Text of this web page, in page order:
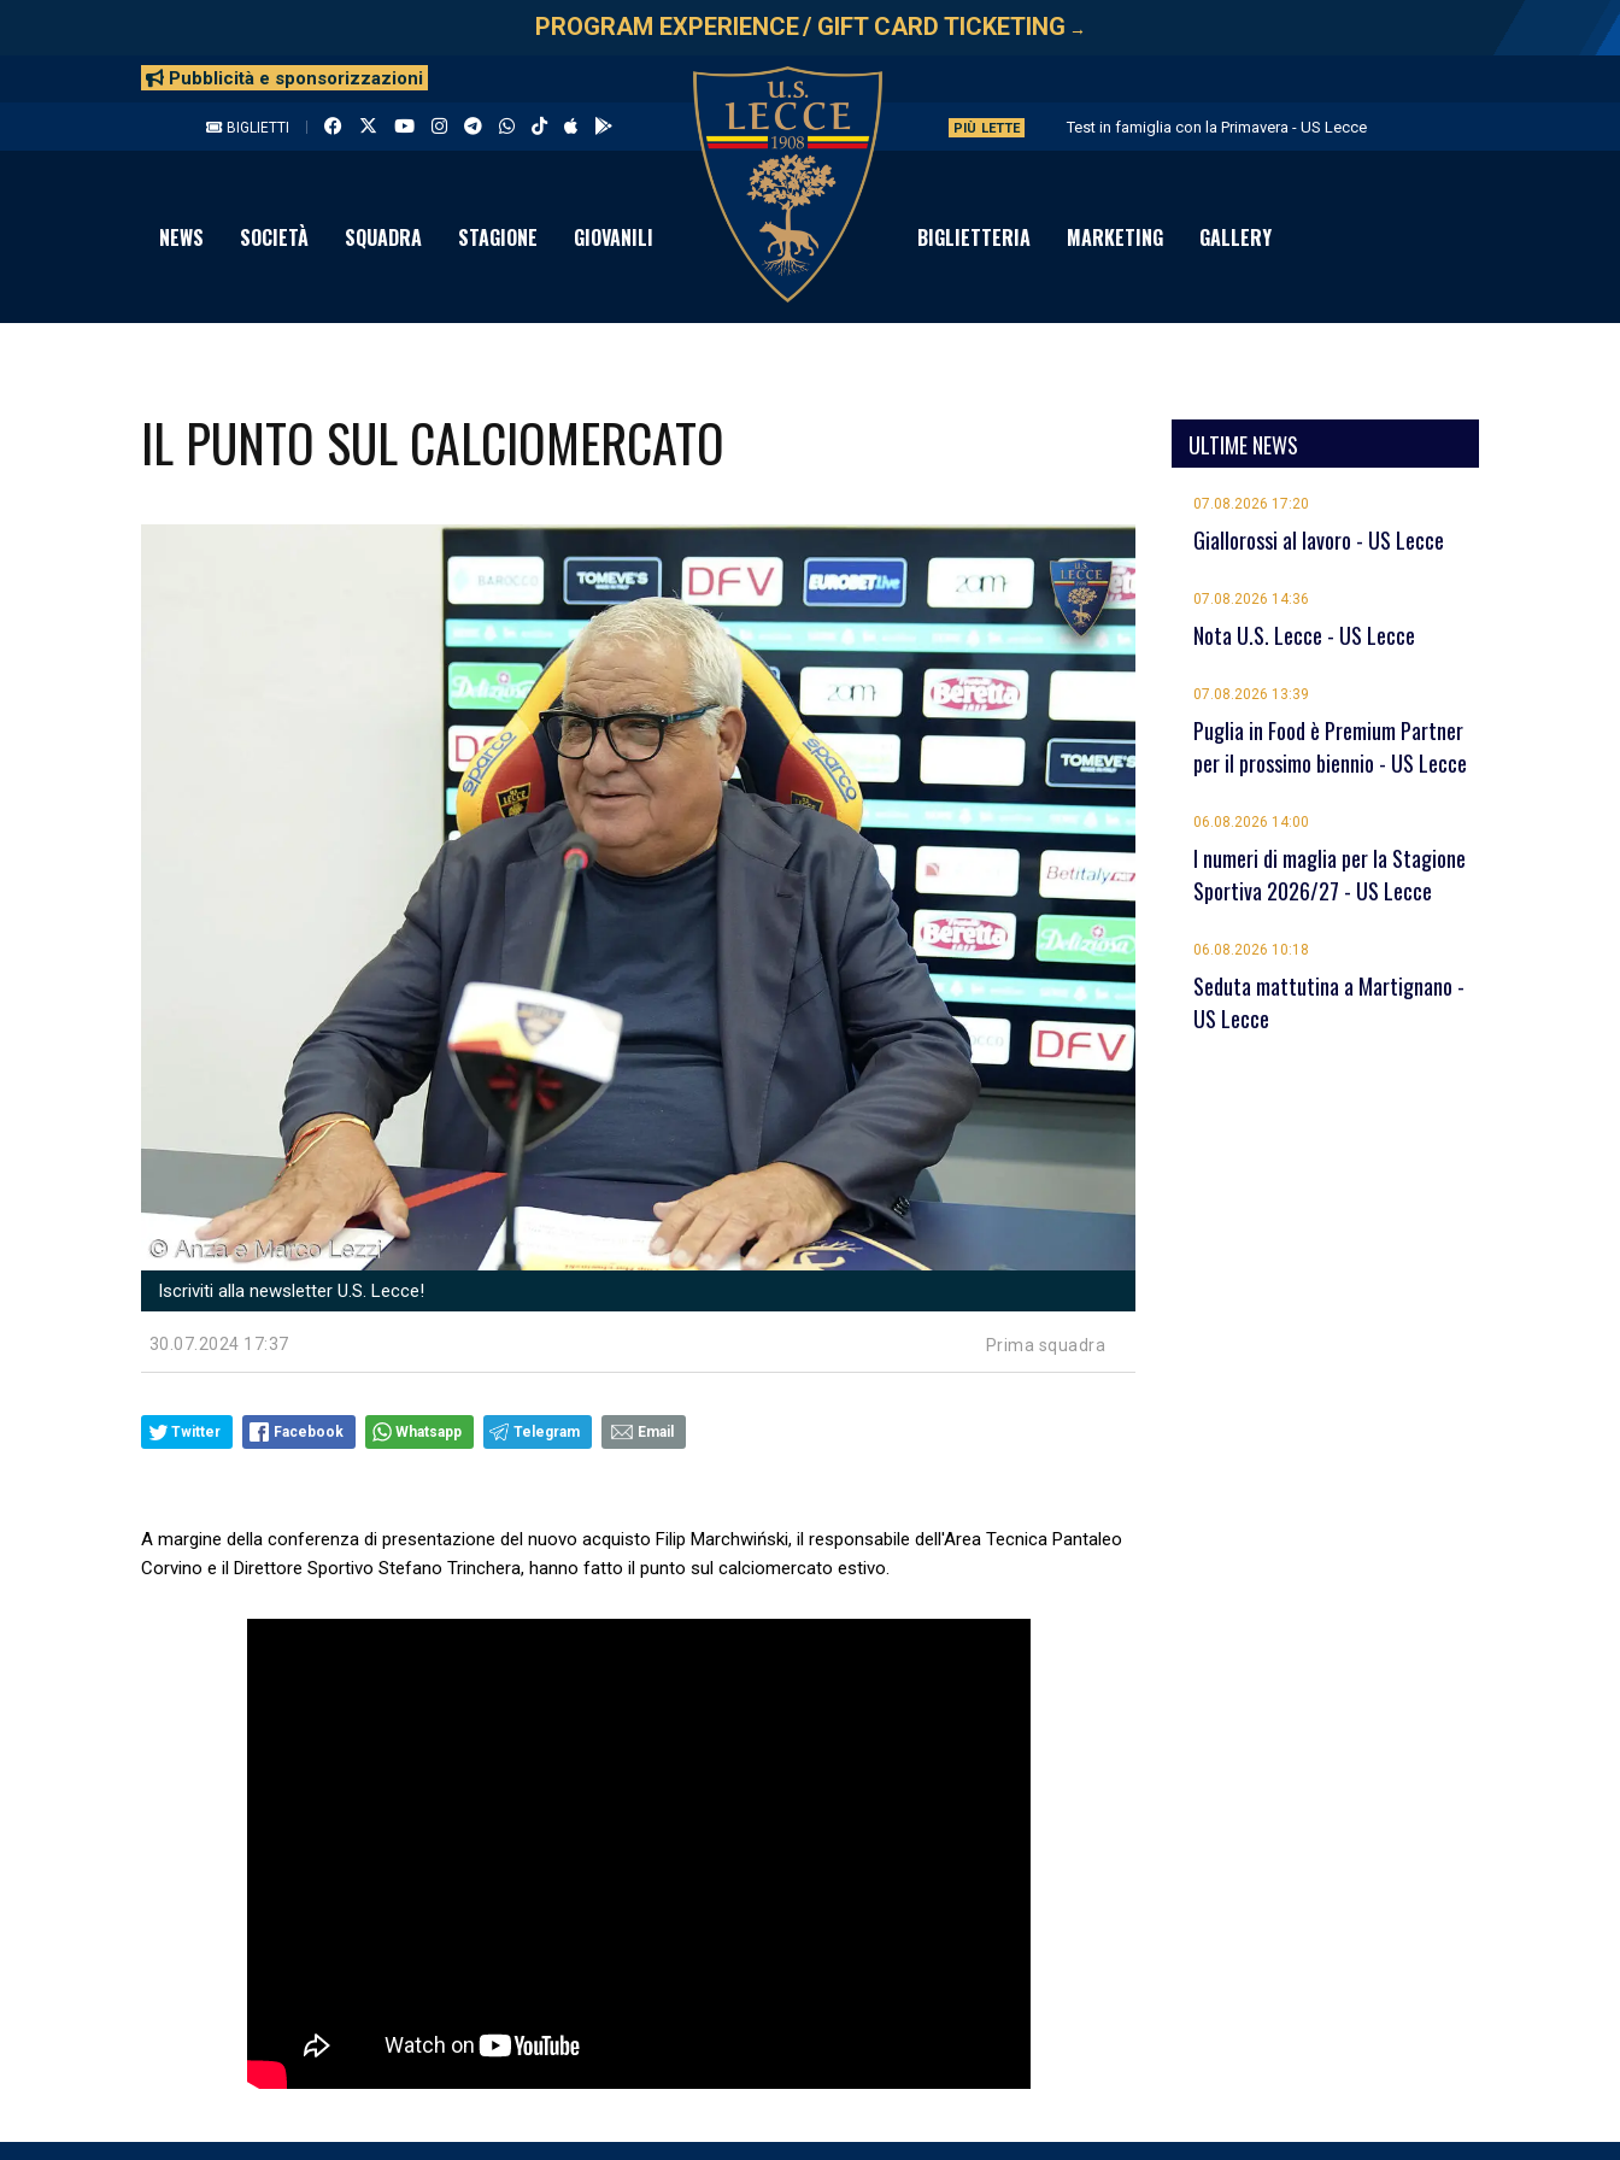
PROGRAM EXPERIENCE/ GIFT CARD TICKETING →
Pubblicità e sponsorizzazioni
BIGLIETTI PIÙ LETTE Test in famiglia con la Primavera - US Lecce
Geubbels in giallorosso - US Lecce
Aratravel è Premium Partner per la stagione 2026/27 - US Lecce
NEWS SOCIETÀ SQUADRA STAGIONE GIOVANILI BIGLIETTERIA MARKETING GALLERY
IL PUNTO SUL CALCIOMERCATO
Iscriviti alla newsletter U.S. Lecce!
30.07.2024 17:37 Prima squadra
Twitter Facebook Whatsapp Telegram Email
A margine della conferenza di presentazione del nuovo acquisto Filip Marchwiński, il responsabile dell'Area Tecnica Pantaleo
Corvino e il Direttore Sportivo Stefano Trinchera, hanno fatto il punto sul calciomercato estivo.
ULTIME NEWS
07.08.2026 17:20
Giallorossi al lavoro - US Lecce
07.08.2026 14:36
Nota U.S. Lecce - US Lecce
07.08.2026 13:39
Puglia in Food è Premium Partner
per il prossimo biennio - US Lecce
06.08.2026 14:00
I numeri di maglia per la Stagione
Sportiva 2026/27 - US Lecce
06.08.2026 10:18
Seduta mattutina a Martignano -
US Lecce